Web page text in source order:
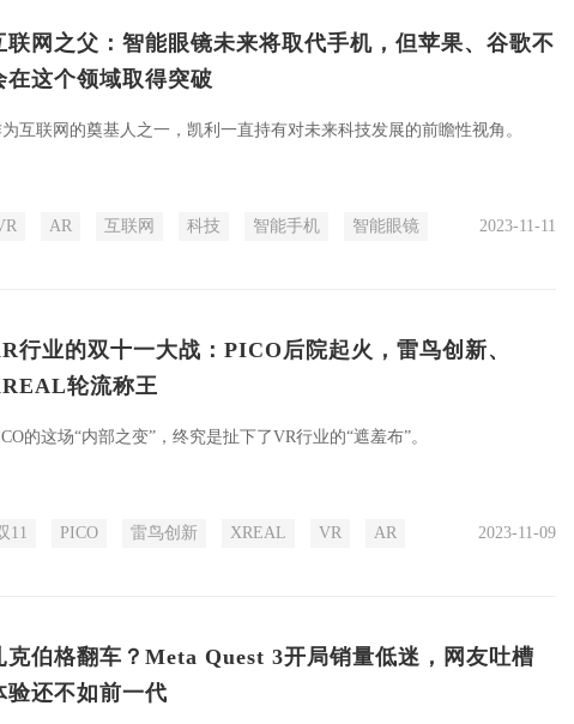
联网之父：智能眼镜未来将取代手机，但苹果、谷歌不
在这个领域取得突破
互联网的奠基人之一，凯利一直持有对未来科技发展的前瞻性视角。
2023-11-11
AR 互联网 科技 智能手机 智能眼镜
行业的双十一大战：PICO后院起火，雷鸟创新、
轮流称王
的这场“内部之变”，终究是扯下了VR行业的“遮羞布”。
2023-11-09
11 PICO 雷鸟创新 XREAL VR AR
克伯格翻车？Meta Quest 3开局销量低迷，网友吐槽
验还不如前一代